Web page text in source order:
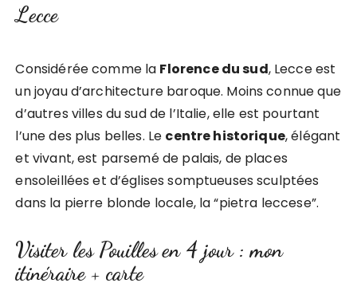
Lecce
Considérée comme la Florence du sud, Lecce est
un joyau d’architecture baroque. Moins connue que
d’autres villes du sud de l’Italie, elle est pourtant
l’une des plus belles. Le centre historique, élégant
et vivant, est parsemé de palais, de places
ensoleillées et d’églises somptueuses sculptées
dans la pierre blonde locale, la “pietra leccese”.
Visiter les Pouilles en 4 jour : mon
itinéraire + carte